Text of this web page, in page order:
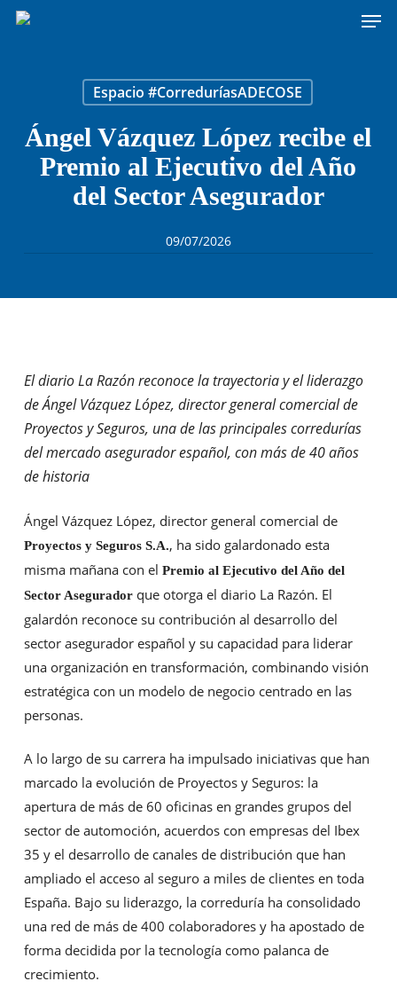
Skip
Espacio #CorreduríasADECOSE
Ángel Vázquez López recibe el
Premio al Ejecutivo del Año
del Sector Asegurador
09/07/2026
El diario La Razón reconoce la trayectoria y el liderazgo
de Ángel Vázquez López, director general comercial de
Proyectos y Seguros, una de las principales corredurías
del mercado asegurador español, con más de 40 años
de historia
Ángel Vázquez López, director general comercial de
Proyectos y Seguros S.A., ha sido galardonado esta
misma mañana con el Premio al Ejecutivo del Año del
Sector Asegurador que otorga el diario La Razón. El
galardón reconoce su contribución al desarrollo del
sector asegurador español y su capacidad para liderar
una organización en transformación, combinando visión
estratégica con un modelo de negocio centrado en las
personas.
A lo largo de su carrera ha impulsado iniciativas que han
marcado la evolución de Proyectos y Seguros: la
apertura de más de 60 oficinas en grandes grupos del
sector de automoción, acuerdos con empresas del Ibex
35 y el desarrollo de canales de distribución que han
ampliado el acceso al seguro a miles de clientes en toda
España. Bajo su liderazgo, la correduría ha consolidado
una red de más de 400 colaboradores y ha apostado de
forma decidida por la tecnología como palanca de
crecimiento.